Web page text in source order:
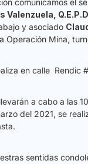
comunicamos el
Valenzuela,
y asociado C
Operación Mina,
en calle Rendic
a cabo a las
del 2021, se
sentidas